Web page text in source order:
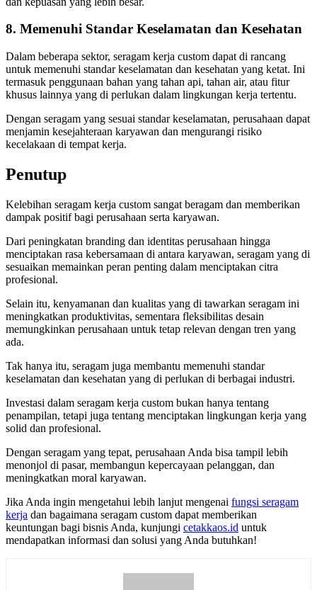
8. Memenuhi Standar Keselamatan dan Kesehatan
Dalam beberapa sektor, seragam kerja custom dapat di rancang
untuk memenuhi standar keselamatan dan kesehatan yang ketat. Ini
termasuk penggunaan bahan yang tahan api, tahan air, atau fitur
khusus lainnya yang di perlukan dalam lingkungan kerja tertentu.
Dengan seragam yang sesuai standar keselamatan, perusahaan dapat
menjamin kesejahteraan karyawan dan mengurangi risiko
kecelakaan di tempat kerja.
Penutup
Kelebihan seragam kerja custom sangat beragam dan memberikan
dampak positif bagi perusahaan serta karyawan.
Dari peningkatan branding dan identitas perusahaan hingga
menciptakan rasa kebersamaan di antara karyawan, seragam yang di
sesuaikan memainkan peran penting dalam menciptakan citra
profesional.
Selain itu, kenyamanan dan kualitas yang di tawarkan seragam ini
meningkatkan produktivitas, sementara fleksibilitas desain
memungkinkan perusahaan untuk tetap relevan dengan tren yang
ada.
Tak hanya itu, seragam juga membantu memenuhi standar
keselamatan dan kesehatan yang di perlukan di berbagai industri.
Investasi dalam seragam kerja custom bukan hanya tentang
penampilan, tetapi juga tentang menciptakan lingkungan kerja yang
solid dan profesional.
Dengan seragam yang tepat, perusahaan Anda bisa tampil lebih
menonjol di pasar, membangun kepercayaan pelanggan, dan
meningkatkan moral karyawan.
Jika Anda ingin mengetahui lebih lanjut mengenai fungsi seragam
kerja dan bagaimana seragam custom dapat memberikan
keuntungan bagi bisnis Anda, kunjungi cetakkaos.id untuk
mendapatkan informasi dan solusi yang Anda butuhkan!